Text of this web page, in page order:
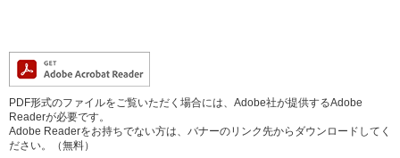
PDF形式のファイルをご覧いただく場合には、Adobe社が提供するAdobe
Readerが必要です。
Adobe Readerをお持ちでない方は、バナーのリンク先からダウンロードしてく
ださい。（無料）